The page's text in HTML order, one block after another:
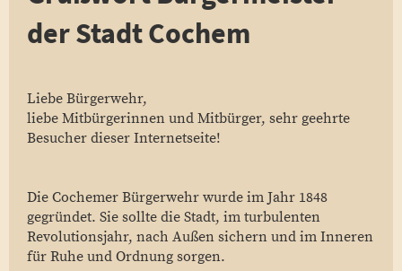
der Stadt Cochem
Liebe Bürgerwehr,
liebe Mitbürgerinnen und Mitbürger, sehr geehrte
Besucher dieser Internetseite!
Die Cochemer Bürgerwehr wurde im Jahr 1848
gegründet. Sie sollte die Stadt, im turbulenten
Revolutionsjahr, nach Außen sichern und im Inneren
für Ruhe und Ordnung sorgen.